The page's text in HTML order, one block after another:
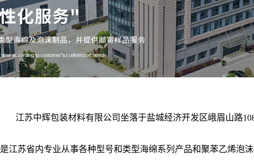
江苏中辉包装材料有限公司坐落于盐城经济开发区峨眉山路
是江苏省内专业从事各种型号和类型海绵系列产品和聚苯乙烯泡